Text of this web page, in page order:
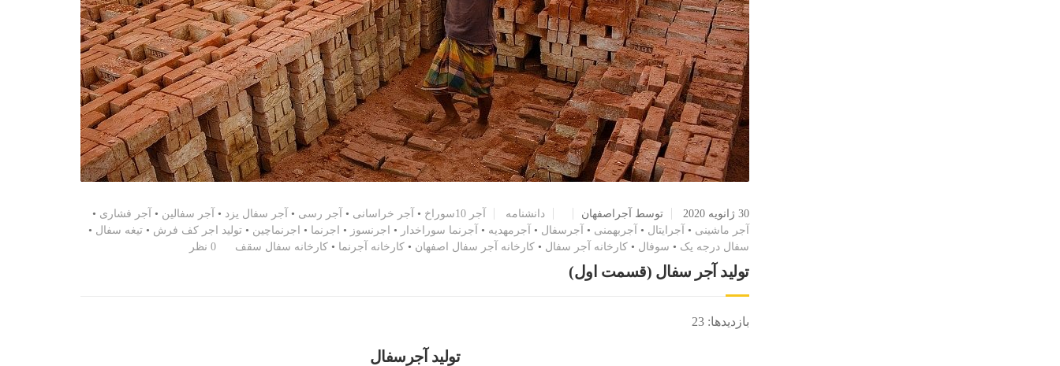
30 ژانویه 2020 توسط آجراصفهان دانشنامه آجر 10سوراخ • آجر خراسانی • آجر رسی • آجر سفال یزد • آجر سفالین • آجر فشاری •
آجر ماشینی • آجرایتال • آجربهمنی • آجرسفال • آجرمهدیه • آجرنما سوراخدار • اجرنسوز • اجرنما • اجرنماچین •تولید اجر کف فرش •تیغه سفال •
سفال درجه یک • سوفال •کارخانه آجر سفال •کارخانه آجر سفال اصفهان •کارخانه آجرنما •کارخانه سفال سقف 0 نظر
تولید آجر سفال (قسمت اول)
بازدیدها: 23
تولید آجرسفال